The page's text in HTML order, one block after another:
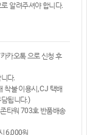
알려주셔야 합니다.
카오톡 으로 신청 후
다.
착불 이용시, CJ 택배
됩니다.)
타워 703호 반품배송
6,000원